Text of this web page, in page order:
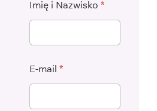
Imię i Nazwisko *
E-mail *